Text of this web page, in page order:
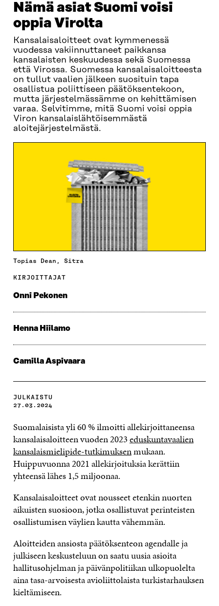
Nämä asiat Suomi voisi
oppia Virolta
Kansalaisaloitteet ovat kymmenessä
vuodessa vakiinnuttaneet paikkansa
kansalaisten keskuudessa sekä Suomessa
että Virossa. Suomessa kansalaisaloitteesta
on tullut vaalien jälkeen suosituin tapa
osallistua poliittiseen päätöksentekoon,
mutta järjestelmässämme on kehittämisen
varaa. Selvitimme, mitä Suomi voisi oppia
Viron kansalaislähtöisemmästä
aloitejärjestelmästä.
Topias Dean, Sitra
KIRJOITTAJAT
Onni Pekonen
Henna Hiilamo
Camilla Aspivaara
JULKAISTU
27.03.2024
Suomalaisista yli 60 % ilmoitti allekirjoittaneensa
kansalaisaloitteen vuoden 2023eduskuntavaalien
kansalaismielipide-tutkimuksenmukaan.
Huippuvuonna 2021 allekirjoituksia kerättiin
yhteensä lähes 1,5 miljoonaa.
Kansalaisaloitteet ovat nousseet etenkin nuorten
aikuisten suosioon, jotka osallistuvat perinteisten
osallistumisen väylien kautta vähemmän.
Aloitteiden ansiosta päätöksenteon agendalle ja
julkiseen keskusteluun on saatu uusia asioita
hallitusohjelman ja päivänpolitiikan ulkopuolelta
aina tasa-arvoisesta avioliittolaista turkistarhauksen
kieltämiseen.